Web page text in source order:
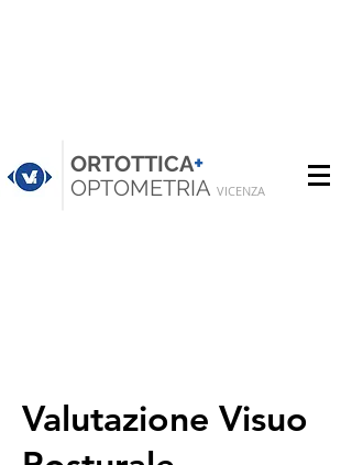
ORTOTTICA+
OPTOMETRIA VICENZA
Valutazione Visuo